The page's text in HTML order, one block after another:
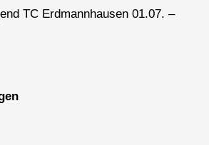
TC Erdmannhausen 01.07. –